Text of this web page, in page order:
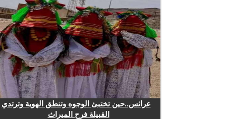
عرائس..حين تختبئ الوجوه وتنطق الهوية وترتدي
القبيلة فرح الميراث